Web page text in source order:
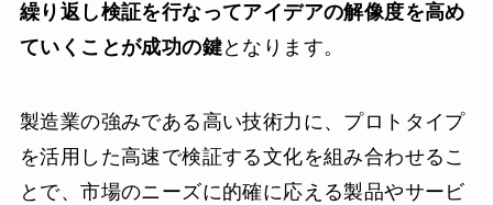
繰り返し検証を行なってアイデアの解像度を高め
ていくことが成功の鍵となります。
製造業の強みである高い技術力に、プロトタイプ
を活用した高速で検証する文化を組み合わせるこ
とで、市場のニーズに的確に応える製品やサービ